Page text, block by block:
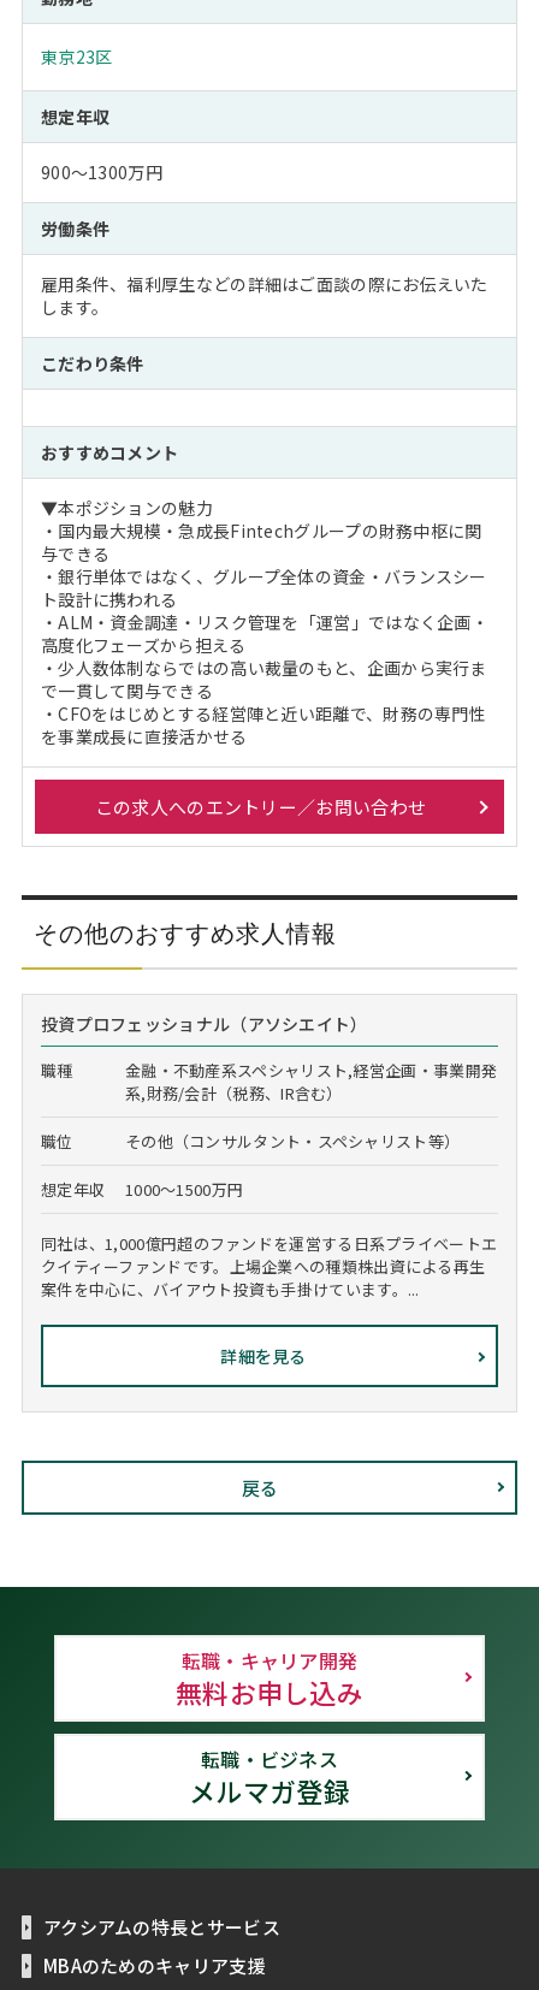
東京23区
想定年収
900～1300万円
労働条件
雇用条件、福利厚生などの詳細はご面談の際にお伝えいた
します。
こだわり条件
おすすめコメント
▼本ポジションの魅力
・国内最大規模・急成長Fintechグループの財務中枢に関
与できる
・銀行単体ではなく、グループ全体の資金・バランスシー
ト設計に携われる
・ALM・資金調達・リスク管理を「運営」ではなく企画・
高度化フェーズから担える
・少人数体制ならではの高い裁量のもと、企画から実行ま
で一貫して関与できる
・CFOをはじめとする経営陣と近い距離で、財務の専門性
を事業成長に直接活かせる
この求人へのエントリー／お問い合わせ
その他のおすすめ求人情報
投資プロフェッショナル（アソシエイト）
職種
金融・不動産系スペシャリスト,経営企画・事業開発
系,財務/会計（税務、IR含む）
職位 その他（コンサルタント・スペシャリスト等）
想定年収 1000～1500万円
同社は、1,000億円超のファンドを運営する日系プライベートエ
クイティーファンドです。上場企業への種類株出資による再生
案件を中心に、バイアウト投資も手掛けています。...
詳細を見る
戻る
転職・キャリア開発
無料お申し込み
転職・ビジネス
メルマガ登録
アクシアムの特長とサービス
MBAのためのキャリア支援